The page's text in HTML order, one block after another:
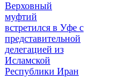
Верховный
муфтий
встретился в Уфе с
представительной
делегацией из
Исламской
Республики Иран